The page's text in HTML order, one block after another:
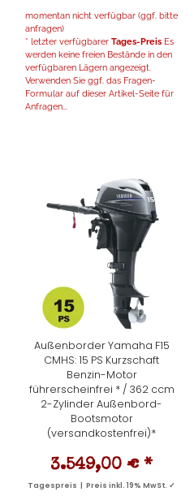
momentan nicht verfügbar (ggf. bitte
anfragen)
* letzter verfügbarer Tages-Preis Es
werden keine freien Bestände in den
verfügbaren Lägern angezeigt.
Verwenden Sie ggf. das Fragen-
Formular auf dieser Artikel-Seite für
Anfragen...
Außenborder Yamaha F15
CMHS: 15 PS Kurzschaft
Benzin-Motor
führerscheinfrei * / 362 ccm
2-Zylinder Außenbord-
Bootsmotor
(versandkostenfrei)*
3.549,00 € *
Tagespreis | Preis inkl. 19% MwSt. ✓